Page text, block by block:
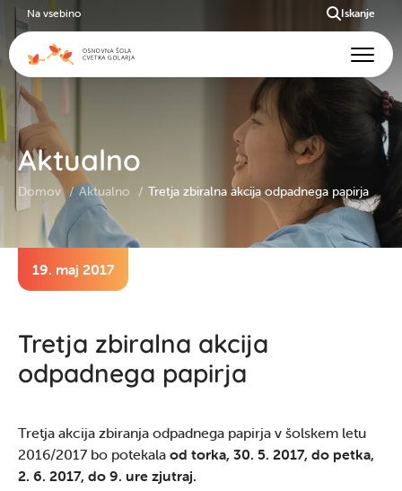
Aktualno
Domov Aktualno Tretja zbiralna akcija odpadnega papirja
19. maj 2017
Tretja zbiralna akcija
odpadnega papirja
Tretja akcija zbiranja odpadnega papirja v šolskem letu
2016/2017 bo potekala od torka, 30. 5. 2017, do petka,
2. 6. 2017, do 9. ure zjutraj.
Na vsebino Iskanje